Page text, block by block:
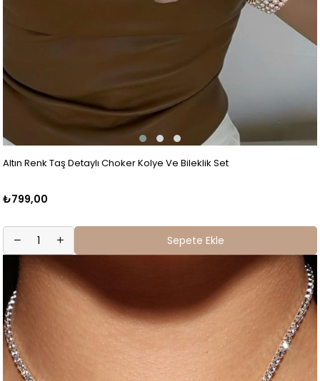
Altın Renk Taş Detaylı Choker Kolye Ve Bileklik Set
₺799,00
Sepete Ekle